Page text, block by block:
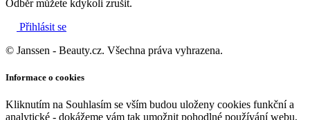
Odběr můžete kdykoli zrušit.
Přihlásit se
© Janssen - Beauty.cz. Všechna práva vyhrazena.
Informace o cookies
Kliknutím na Souhlasím se vším budou uloženy cookies funkční a
analytické - dokážeme vám tak umožnit pohodlné používání webu,